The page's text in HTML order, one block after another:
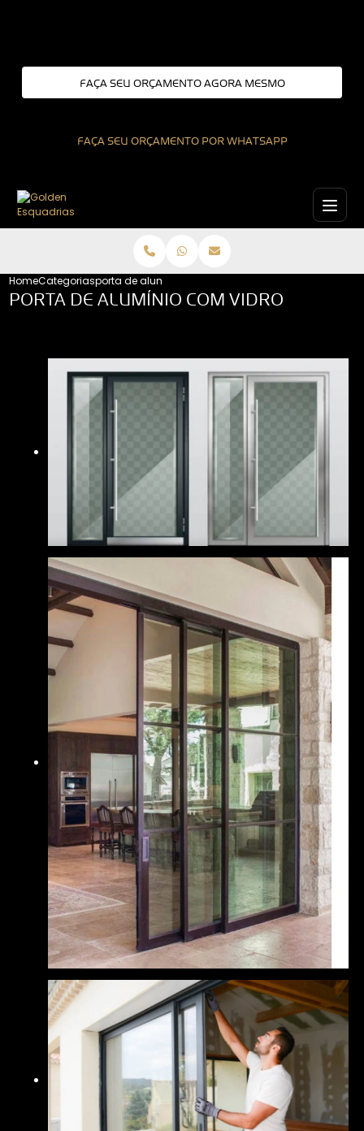
FAÇA SEU ORÇAMENTO AGORA MESMO
FAÇA SEU ORÇAMENTO POR WHATSAPP
HomeCategoriasporta de aluminio com vidro
PORTA DE ALUMÍNIO COM VIDRO